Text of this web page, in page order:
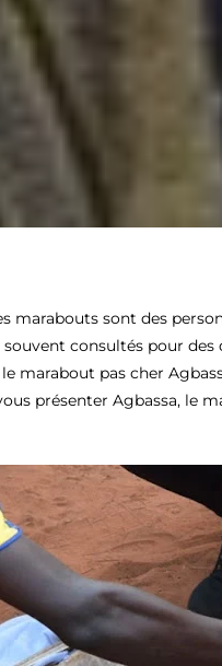
marabouts sont des
consultés pour
marabout pas cher
présenter Agbassa, le